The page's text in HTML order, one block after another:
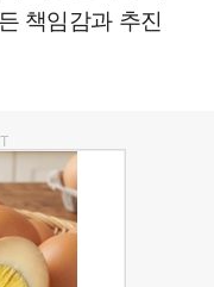
책임감과 추진